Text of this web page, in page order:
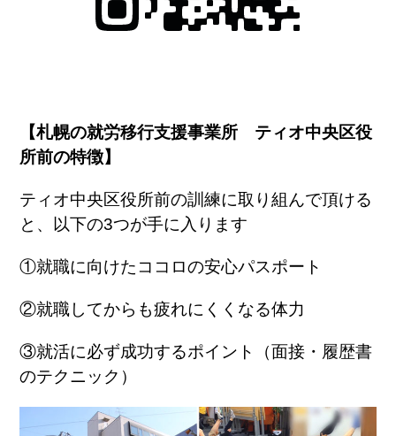
【札幌の就労移行支援事業所 ティオ中央区役
所前の特徴】
ティオ中央区役所前の訓練に取り組んで頂ける
と、以下の3つが手に入ります
①就職に向けたココロの安心パスポート
②就職してからも疲れにくくなる体力
③就活に必ず成功するポイント（面接・履歴書
のテクニック）